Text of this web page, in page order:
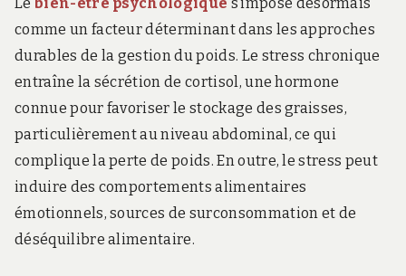
comme un facteur déterminant dans les approches
durables de la gestion du poids. Le stress chronique
entraîne la sécrétion de cortisol, une hormone
connue pour favoriser le stockage des graisses,
particulièrement au niveau abdominal, ce qui
complique la perte de poids. En outre, le stress peut
induire des comportements alimentaires
émotionnels, sources de surconsommation et de
déséquilibre alimentaire.